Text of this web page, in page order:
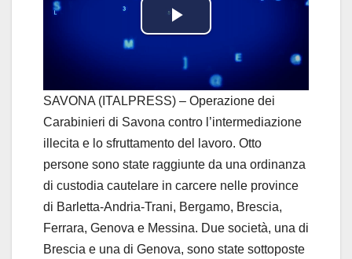
P
l
a
y
V
i
d
SAVONA (ITALPRESS) – Operazione dei
Carabinieri di Savona contro l’intermediazione
illecita e lo sfruttamento del lavoro. Otto
persone sono state raggiunte da una ordinanza
di custodia cautelare in carcere nelle province
di Barletta-Andria-Trani, Bergamo, Brescia,
Ferrara, Genova e Messina. Due società, una di
Brescia e una di Genova, sono state sottoposte